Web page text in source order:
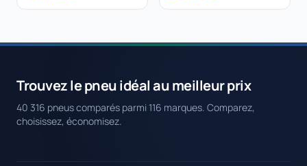
Trouvez le pneu idéal au meilleur prix
40 316 pneus comparés parmi 116 marques. Comparez,
choisissez, économisez.